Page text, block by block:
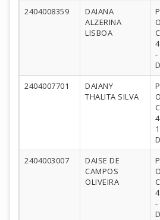
2404008359
DAIANA
ALZERINA
LISBOA
-
2404007701
DAIANY
THALITA SILVA
2404003007
DAISE DE
CAMPOS
OLIVEIRA
-